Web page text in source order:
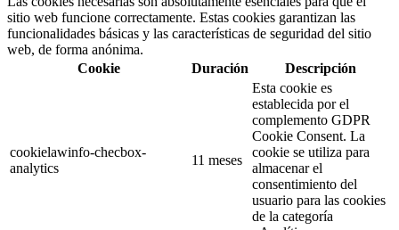
sitio web funcione correctamente. Estas cookies garantizan las
funcionalidades básicas y las características de seguridad del sitio
web, de forma anónima.
Cookie
Duración Descripción
cookielawinfo-checbox-
analytics
11 meses
Esta cookie es
establecida por el
complemento GDPR
Cookie Consent. La
cookie se utiliza para
almacenar el
consentimiento del
usuario para las cookies
de la categoría